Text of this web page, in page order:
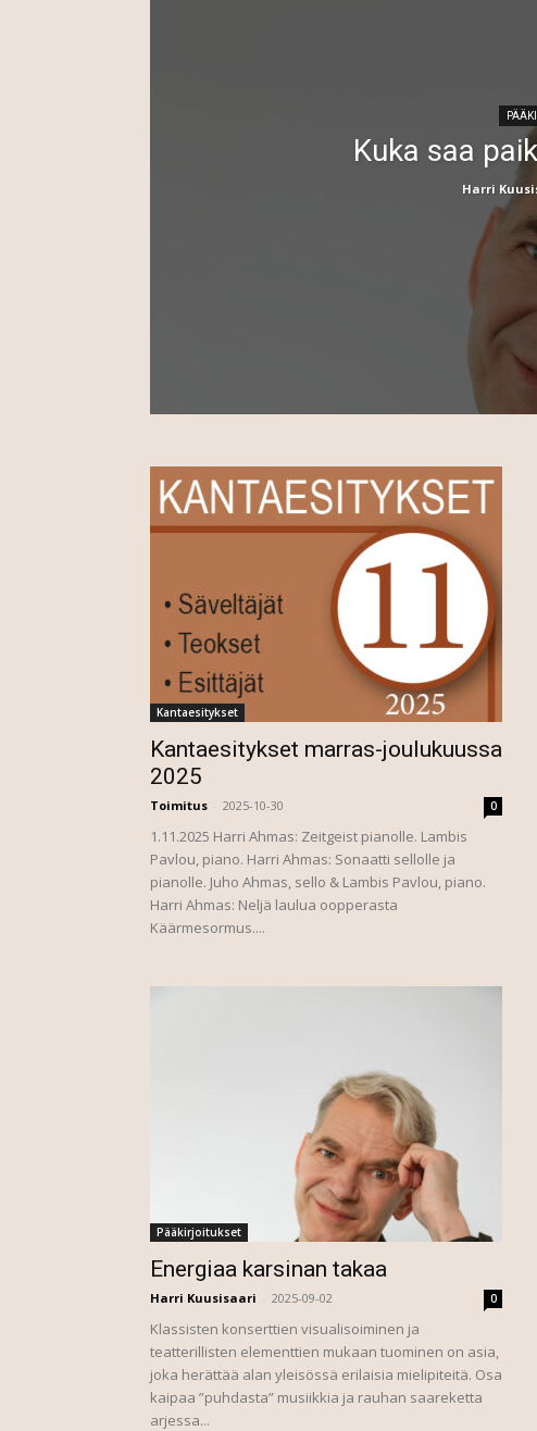
Kuka saa
Harri
Kantaesitykset
Kantaesitykset marras-joulukuussa
2025
Toimitus - 2025-10-30 0
1.11.2025 Harri Ahmas: Zeitgeist pianolle. Lambis
Pavlou, piano. Harri Ahmas: Sonaatti sellolle ja
pianolle. Juho Ahmas, sello & Lambis Pavlou, piano.
Harri Ahmas: Neljä laulua oopperasta
Käärmesormus....
Pääkirjoitukset
Energiaa karsinan takaa
Harri Kuusisaari - 2025-09-02 0
Klassisten konserttien visualisoiminen ja
teatterillisten elementtien mukaan tuominen on asia,
joka herättää alan yleisössä erilaisia mielipiteitä. Osa
kaipaa ”puhdasta” musiikkia ja rauhan saareketta
arjessa...